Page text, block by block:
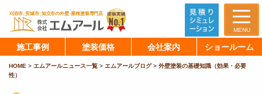
MENU
施工事例 塗装価格 会社案内 ショールーム
HOME > エムアールニュース一覧 > エムアールブログ> 外壁塗装の基礎知識（効果・必要
性）